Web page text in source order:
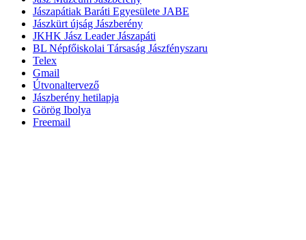
Jászapátiak Baráti Egyesülete JABE
Jászkürt újság Jászberény
JKHK Jász Leader Jászapáti
BL Népfőiskolai Társaság Jászfényszaru
Telex
Gmail
Útvonaltervező
Jászberény hetilapja
Görög Ibolya
Freemail